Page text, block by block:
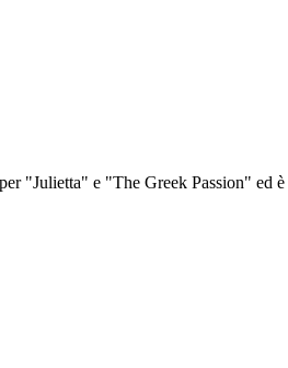
"Julietta" e "The Greek Passion" ed